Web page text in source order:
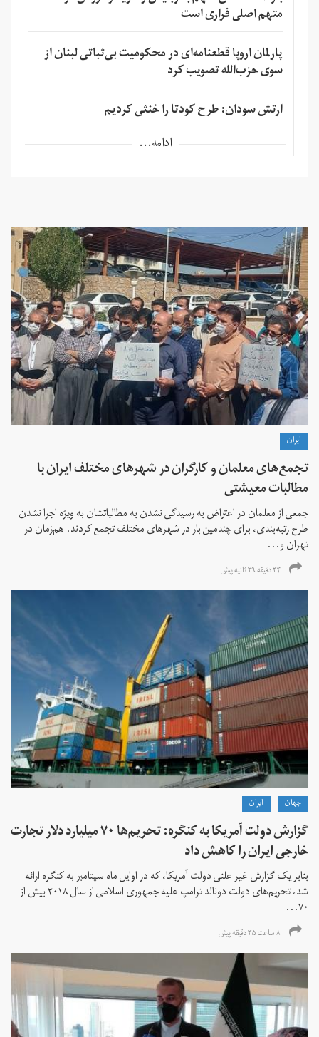
متهم اصلی فراری است
پارلمان اروپا قطعنامه‌ای در محکومیت بی‌ثباتی لبنان از
سوی حزب‌الله تصویب کرد
ارتش سودان: طرح کودتا را خنثی کردیم
ادامه...
ايران
تجمع‌های معلمان و کارگران در شهرهای مختلف ایران با
مطالبات معیشتی
جمعی از معلمان در اعتراض به رسیدگی نشدن به مطالباتشان به ویژه اجرا نشدن
طرح رتبه‌بندی، برای چندمین بار در شهرهای مختلف تجمع کردند. هم‌زمان در
تهران و...
۳۴ دقیقه ۲۹ ثانیه پیش
جهان ايران
گزارش دولت آمریکا به کنگره: تحریم‌ها ۷۰ میلیارد دلار تجارت
خارجی ایران را کاهش داد
بنابر یک گزارش غیر علنی دولت آمریکا، که در اوایل ماه سپتامبر به کنگره ارائه
شد، تحریم‌های دولت دونالد ترامپ علیه جمهوری اسلامی از سال ۲۰۱۸ بیش از
۷۰...
۸ ساعت ۳۵ دقیقه پیش